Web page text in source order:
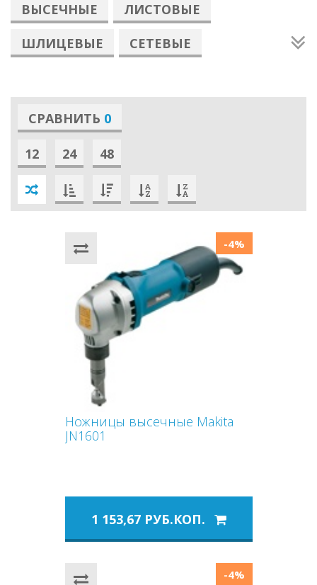
ВЫСЕЧНЫЕ
ЛИСТОВЫЕ
ШЛИЦЕВЫЕ
СЕТЕВЫЕ
MAKITA
СРАВНИТЬ 0
12 24 48
-4%
Ножницы высечные Makita
JN1601
1 153,67 РУБ.КОП.
-4%